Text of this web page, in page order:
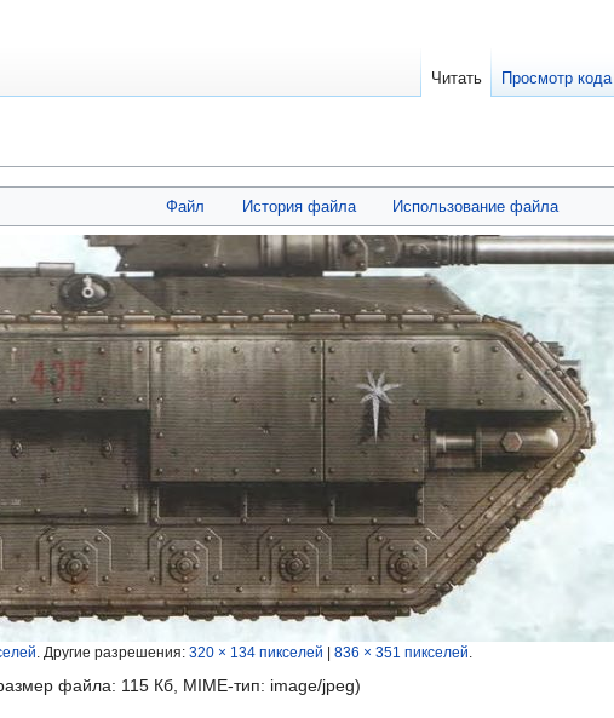
Файл История файла Использование файла
Другие разрешения: 320 × 134 пикселей 836 × 351 пикселей
файла: 115 Кб, MIME-тип: image/jpeg)
Читать Просмотр кода